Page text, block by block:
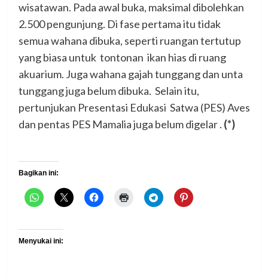
wisatawan. Pada awal buka, maksimal dibolehkan
2.500 pengunjung. Di fase pertama itu tidak
semua wahana dibuka, seperti ruangan tertutup
yang biasa untuk tontonan ikan hias di ruang
akuarium. Juga wahana gajah tunggang dan unta
tunggang juga belum dibuka. Selain itu,
pertunjukan Presentasi Edukasi Satwa (PES) Aves
dan pentas PES Mamalia juga belum digelar . (*)
Bagikan ini:
Menyukai ini: